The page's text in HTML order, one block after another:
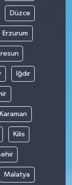
Düzce
Erzurum
Iğdır
Karaman
Kilis
Malatya